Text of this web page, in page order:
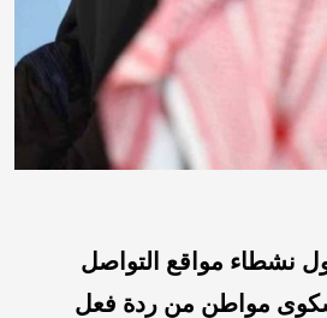
نشطاء مواقع التواصل
مواطن من ردة فعل